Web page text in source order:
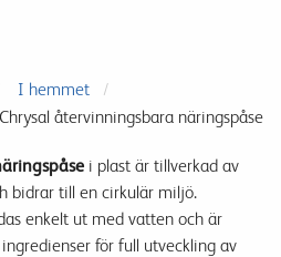
I hemmet
Chrysal återvinningsbara näringspåse
i plast är tillverkad av
bidrar till en cirkulär miljö.
enkelt ut med vatten och är
för full utveckling av